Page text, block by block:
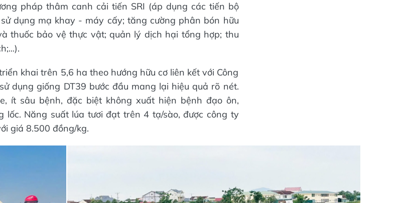
pháp thâm canh cải tiến SRI (áp dụng các tiến bộ
dụng mạ khay - máy cấy; tăng cường phân bón hữu
thuốc bảo vệ thực vật; quản lý dịch hại tổng hợp; thu
khai trên 5,6 ha theo hướng hữu cơ liên kết với Công
dụng giống DT39 bước đầu mang lại hiệu quả rõ nét.
ít sâu bệnh, đặc biệt không xuất hiện bệnh đạo ôn,
lốc. Năng suất lúa tươi đạt trên 4 tạ/sào, được công ty
giá 8.500 đồng/kg.